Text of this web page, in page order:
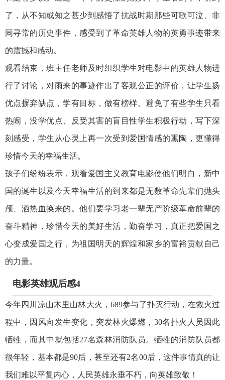
了，从不知或知之甚少到感悟了抗战时期那些可歌可泣、非
同寻常的历史事件，感受到了革命英雄人物的英勇事迹带来
的震撼和感动。
观看结束，班主任老师及时组织学生对电影中的英雄人物进
行了讨论，对雨来的事迹作出了客观公正的评价，让学生扬
优点摒弃缺点，学有目标，做有榜样。避免了有些学生只看
热闹，没学优点、反受其害的盲目性学生积极行动，写下深
刻感受，学生从心灵上再一次受到爱国情感的熏陶，更懂得
珍惜今天的幸福生活。
孩子们纷纷表示，观看爱国主义教育电影使他们明白，新中
国的诞生以及今天幸福生活的到来都是无数革命先辈们抛头
颅、洒热血换来的。他们要学习老一辈无产阶级革命前辈的
奋斗精神，珍惜今天的美好生活，勤奋学习，真正把爱国之
心变成爱国之行，为祖国明天的辉煌和家乡的富裕贡献自己
的力量。
电影英雄观后感4
今年四川凉山木里山林大火，689参与了扑灭行动，在救火过
程中，因风向发生变化，突发林火爆燃，30名扑火人员因此
牺牲，而其中就包括27名森林消防队员。牺牲的消防队员都
很年轻，基本都是90后，甚至还有2名00后，这件事情真的让
我们难以平复内心，人民英雄永垂不朽，向英雄致敬！